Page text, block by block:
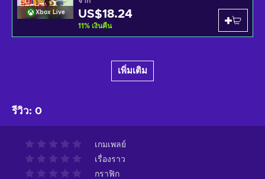
Xbox Live US$18.24
11% เงินคืน
เพิ่มเติม
รีวิว: 0
เกมเพลย์
เรื่องราว
กราฟิก